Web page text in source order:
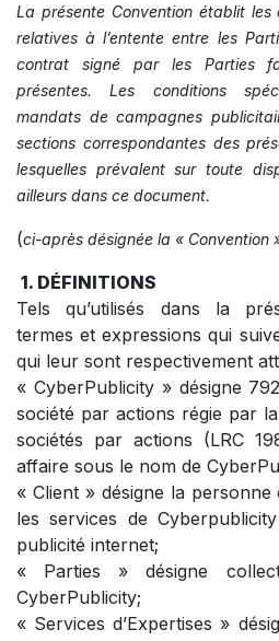
La présente Convention établit
relatives à l’entente entre les
contrat signé par les Parties
présentes. Les conditions
mandats de campagnes
sections correspondantes des
lesquelles prévalent sur toute
ailleurs dans ce document.
(ci-après désignée la « Conve​ntion
1. DÉFINITIONS
Tels qu’utilisés dans la
termes et expressions qui
qui leur sont respectivement
« CyberPublicity » désigne
société par actions régie par
sociétés par actions (LRC
affaire sous le nom de
« Client » désigne la
les services de
publicité internet;
« Parties » désigne
CyberPublicity;
« Services d’Expertises »